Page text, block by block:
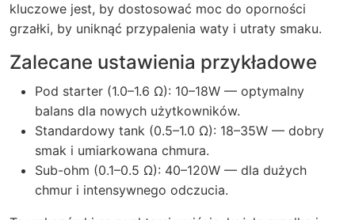
kluczowe jest, by dostosować moc do oporności
grzałki, by uniknąć przypalenia waty i utraty smaku.
Zalecane ustawienia przykładowe
Pod starter (1.0–1.6 Ω): 10–18W — optymalny
balans dla nowych użytkowników.
Standardowy tank (0.5–1.0 Ω): 18–35W — dobry
smak i umiarkowana chmura.
Sub-ohm (0.1–0.5 Ω): 40–120W — dla dużych
chmur i intensywnego odczucia.